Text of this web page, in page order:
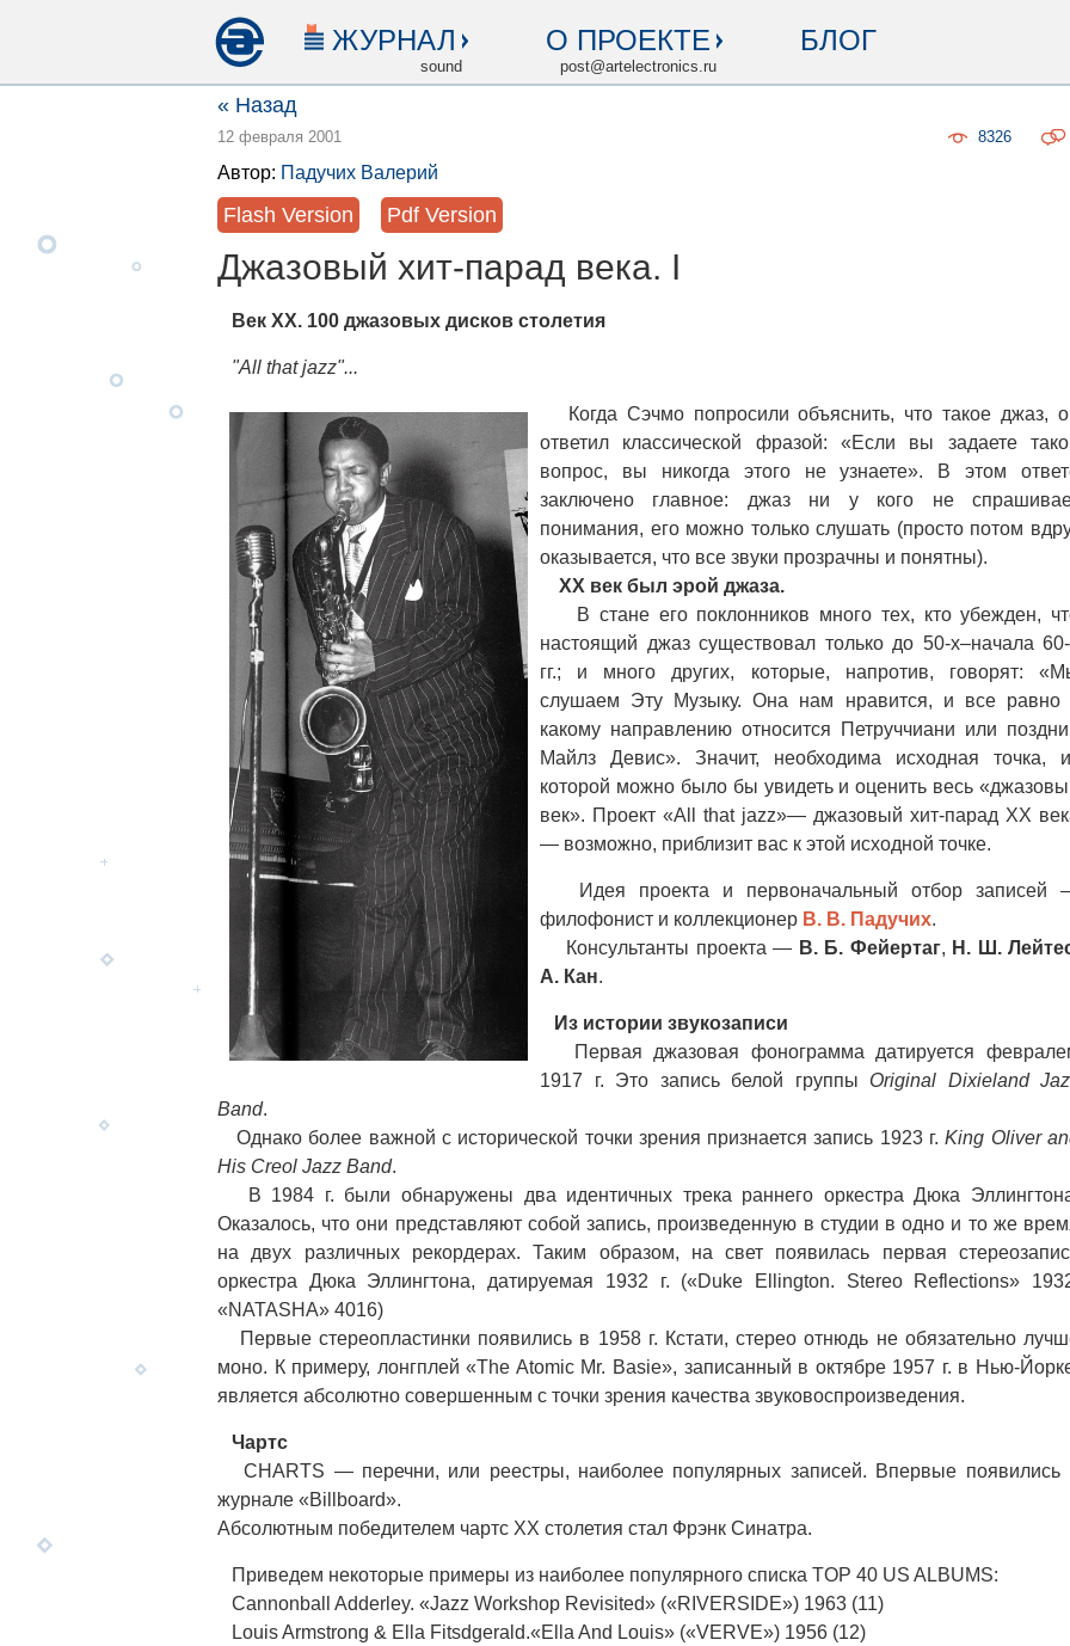
ЖУРНАЛ
sound
О ПРОЕКТЕ
post@artelectronics.ru
БЛОГ
« Назад
12 февраля 2001 8326
Автор: Падучих Валерий
Flash Version Pdf Version
Джазовый хит-парад века. I
Век XX. 100 джазовых дисков столетия
"All that jazz"...
Когда Сэчмо попросили объяснить, что такое джаз,
ответил классической фразой: «Если вы задаете
вопрос, вы никогда этого не узнаете». В этом
заключено главное: джаз ни у кого не
понимания, его можно только слушать (просто потом
оказывается, что все звуки прозрачны и понятны).
ХХ век был эрой джаза.
В стане его поклонников много тех, кто убежден,
настоящий джаз существовал только до 50-х–начала
гг.; и много других, которые, напротив, говорят:
слушаем Эту Музыку. Она нам нравится, и все равно
какому направлению относится Петруччиани или
Майлз Девис». Значит, необходима исходная точка,
которой можно было бы увидеть и оценить весь
век». Проект «All that jazz»— джазовый хит-парад XX
— возможно, приблизит вас к этой исходной точке.
Идея проекта и первоначальный отбор записей
филофонист и коллекционер В. В. Падучих.
Консультанты проекта — В. Б. Фейертаг, Н. Ш.
А. Кан.
Из истории звукозаписи
Первая джазовая фонограмма датируется
1917 г. Это запись белой группы Original Dixieland
Band.
Однако более важной с исторической точки зрения признается запись 1923 г.King Oliver
His Creol Jazz Band.
В 1984 г. были обнаружены два идентичных трека раннего оркестра Дюка
Оказалось, что они представляют собой запись, произведенную в студии в одно и то же
на двух различных рекордерах. Таким образом, на свет появилась первая
оркестра Дюка Эллингтона, датируемая 1932 г. («Duke Ellington. Stereo Reflections»
«NATASHA» 4016)
Первые стереопластинки появились в 1958 г. Кстати, стерео отнюдь не обязательно
моно. К примеру, лонгплей «The Atomic Mr. Basie», записанный в октябре 1957 г. в Нью-
является абсолютно совершенным с точки зрения качества звуковоспроизведения.
Чартс
CHARTS — перечни, или реестры, наиболее популярных записей. Впервые появились
журнале «Billboard».
Абсолютным победителем чартс XX столетия стал Фрэнк Синатра.
Приведем некоторые примеры из наиболее популярного списка TOP 40 US ALBUMS:
Cannonball Adderley. «Jazz Workshop Revisited» («RIVERSIDE») 1963 (11)
Louis Armstrong & Ella Fitsdgerald.«Ella And Louis» («VERVE») 1956 (12)